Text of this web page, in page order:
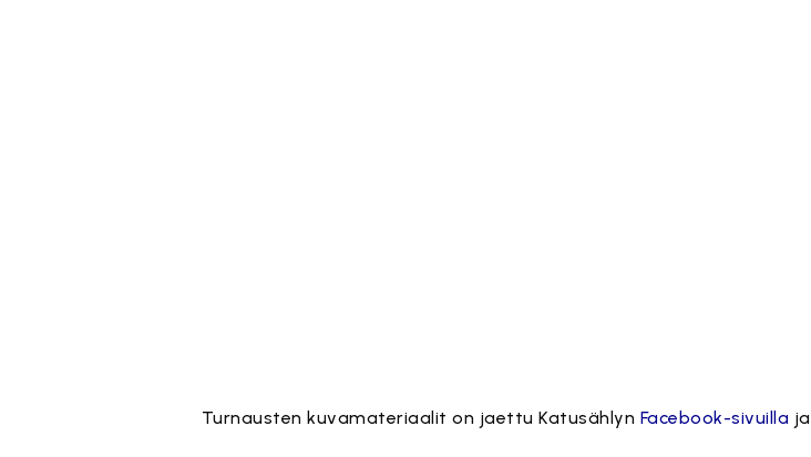
Turnausten kuvamateriaalit on jaettu Katusählyn Facebook-sivuilla